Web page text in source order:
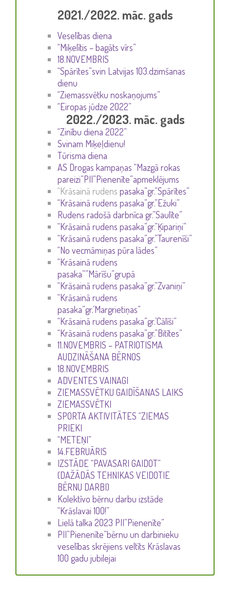
2021./2022. māc. gads
Veselības diena
“Miķelītis – bagāts vīrs”
18.NOVEMBRIS
“Spārītes”svin Latvijas 103.dzimšanas
dienu
“Ziemassvētku noskaņojums”
“Eiropas jūdze 2022”
2022./2023. māc. gads
“Zinību diena 2022”
Svinam Miķeļdienu!
Tūrisma diena
AS Drogas kampaņas “Mazgā rokas
pareizi”PII”Pienenīte”apmeklējums
“Krāsainā rudens pasaka”gr.”Spārītes”
“Krāsainā rudens pasaka”gr.”Ežuki”
Rudens radošā darbnīca gr.”Saulīte”
“Krāsainā rudens pasaka”gr.”Ķipariņi”
“Krāsainā rudens pasaka”gr.”Taurenīši”
“No vecmāmiņas pūra lādes”
“Krāsainā rudens
pasaka””Mārīšu”grupā
“Krāsainā rudens pasaka”gr.”Zvaniņi”
“Krāsainā rudens
pasaka”gr.’Margrietiņas”
“Krāsainā rudens pasaka”gr.’Cālīši”
“Krāsainā rudens pasaka”gr.”Bitītes”
11.NOVEMBRIS – PATRIOTISMA
AUDZINĀŠANA BĒRNOS
18.NOVEMBRIS
ADVENTES VAINAGI
ZIEMASSVĒTKU GAIDĪŠANAS LAIKS
ZIEMASSVĒTKI
SPORTA AKTIVITĀTES “ZIEMAS
PRIEKI
“METEŅI”
14.FEBRUĀRIS
IZSTĀDE “PAVASARI GAIDOT”
(DAŽĀDĀS TEHNIKAS VEIDOTIE
BĒRNU DARBI)
Kolektīvo bērnu darbu izstāde
“Krāslavai 100!”
Lielā talka 2023 PII”Pienenīte”
PII”Pienenīte”bērnu un darbinieku
veselības skrējiens veltīts Krāslavas
100 gadu jubilejai